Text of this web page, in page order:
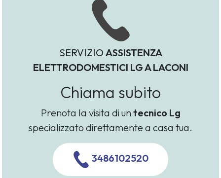
SERVIZIO ASSISTENZA
ELETTRODOMESTICI LG A LACONI
Chiama subito
Prenota la visita di untecnico Lg
specializzato direttamente a casa tua.
3486102520